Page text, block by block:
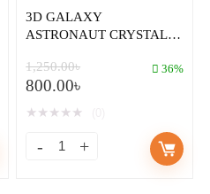
3D GALAXY
ASTRONAUT CRYSTAL
LAMP
1,250.00৳
800.00৳
36%
★ ★ ★ ★ ★